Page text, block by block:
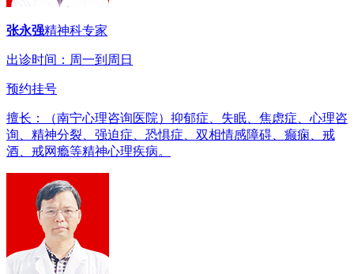
张永强精神科专家
出诊时间：周一到周日
预约挂号
擅长：（南宁心理咨询医院）抑郁症、失眠、焦虑症、心理咨
询、精神分裂、强迫症、恐惧症、双相情感障碍、癫痫、戒
酒、戒网瘾等精神心理疾病。